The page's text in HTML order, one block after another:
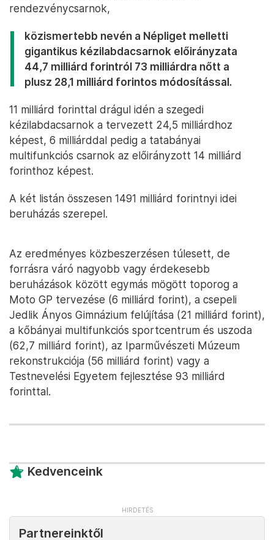
rendezvénycsarnok,
közismertebb nevén a Népliget melletti
gigantikus kézilabdacsarnok előirányzata
44,7 milliárd forintról 73 milliárdra nőtt a
plusz 28,1 milliárd forintos módosítással.
11 milliárd forinttal drágul idén a szegedi
kézilabdacsarnok a tervezett 24,5 milliárdhoz
képest, 6 milliárddal pedig a tatabányai
multifunkciós csarnok az előirányzott 14 milliárd
forinthoz képest.
A két listán összesen 1491 milliárd forintnyi idei
beruházás szerepel.
Az eredményes közbeszerzésen túlesett, de
forrásra váró nagyobb vagy érdekesebb
beruházások között egymás mögött toporog a
Moto GP tervezése (6 milliárd forint), a csepeli
Jedlik Ányos Gimnázium felújítása (21 milliárd forint),
a kőbányai multifunkciós sportcentrum és uszoda
(62,7 milliárd forint), az Iparművészeti Múzeum
rekonstrukciója (56 milliárd forint) vagy a
Testnevelési Egyetem fejlesztése 93 milliárd
forinttal.
Kedvenceink
Partnereinktől